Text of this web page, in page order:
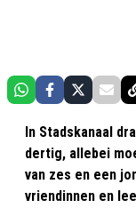
In Stadskanaal
dertig, allebei
van zes en een
vriendinnen en